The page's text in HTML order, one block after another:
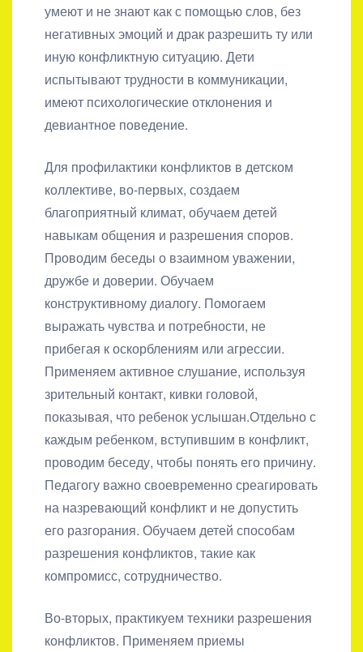
умеют и не знают как с помощью слов, без
негативных эмоций и драк разрешить ту или
иную конфликтную ситуацию. Дети
испытывают трудности в коммуникации,
имеют психологические отклонения и
девиантное поведение.
Для профилактики конфликтов в детском
коллективе, во-первых, создаем
благоприятный климат, обучаем детей
навыкам общения и разрешения споров.
Проводим беседы о взаимном уважении,
дружбе и доверии. Обучаем
конструктивному диалогу. Помогаем
выражать чувства и потребности, не
прибегая к оскорблениям или агрессии.
Применяем активное слушание, используя
зрительный контакт, кивки головой,
показывая, что ребенок услышан.Отдельно с
каждым ребенком, вступившим в конфликт,
проводим беседу, чтобы понять его причину.
Педагогу важно своевременно среагировать
на назревающий конфликт и не допустить
его разгорания. Обучаем детей способам
разрешения конфликтов, такие как
компромисс, сотрудничество.
Во-вторых, практикуем техники разрешения
конфликтов. Применяем приемы